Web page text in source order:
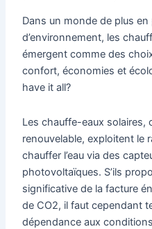
Dans un monde de plus en
d’environnement, les
émergent comme des
confort, économies et
have it all?
Les chauffe-eaux solaires,
renouvelable, exploitent le
chauffer l’eau via des
photovoltaïques. S’ils
significative de la facture
de CO2, il faut cependant
dépendance aux